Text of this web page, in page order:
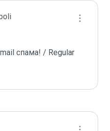
спама! / Regular